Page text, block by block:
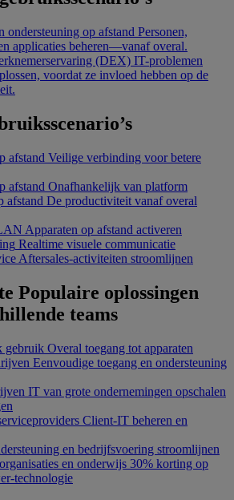
ondersteuning op afstand Personen,
applicaties beheren—vanaf overal.
(DEX) IT-problemen
voordat ze invloed hebben op de
afstand Veilige verbinding voor betere
afstand Onafhankelijk van platform
afstand De productiviteit vanaf overal
Apparaten op afstand activeren
Realtime visuele communicatie
Aftersales-activiteiten stroomlijnen
Populaire oplossingen
teams
gebruik Overal toegang tot apparaten
Eenvoudige toegang en ondersteuning
IT van grote ondernemingen opschalen
Client-IT beheren en
en bedrijfsvoering stroomlijnen
en onderwijs 30% korting op
technologie